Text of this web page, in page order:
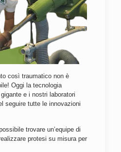
così traumatico non è
Oggi la tecnologia
e i nostri laboratori
seguire tutte le innovazioni
trovare un’equipe di
protesi su misura per